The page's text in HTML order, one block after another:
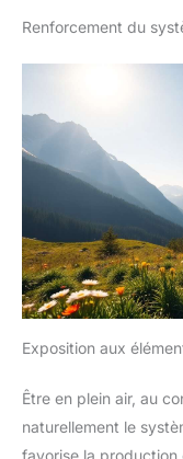
Renforcement du
Exposition aux
Être en plein air, au
naturellement le
favorise la production